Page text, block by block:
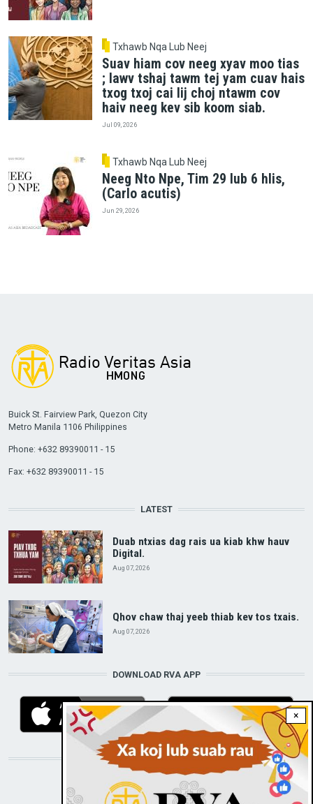
Txhawb Nqa Lub Neej
Suav hiam cov neeg xyav moo tias
; lawv tshaj tawm tej yam cuav hais
txog txoj cai lij choj ntawm cov
haiv neeg kev sib koom siab.
Jul 09, 2026
Txhawb Nqa Lub Neej
Neeg Nto Npe, Tim 29 lub 6 hlis,
(Carlo acutis)
Jun 29, 2026
×
Buick St. Fairview Park, Quezon City
Metro Manila 1106 Philippines
Phone: +632 89390011 - 15
Fax: +632 89390011 - 15
LATEST
Duab ntxias dag rais ua kiab khw hauv
Digital.
Aug 07, 2026
Qhov chaw thaj yeeb thiab kev tos txais.
Aug 07, 2026
DOWNLOAD RVA APP
STAY CONNECTED WITH US!